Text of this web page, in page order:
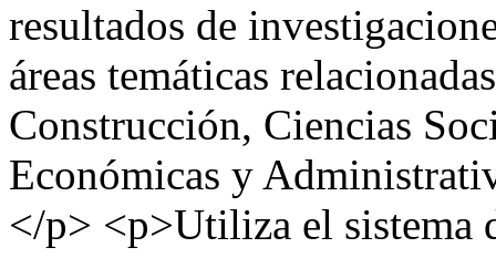
resultados de
áreas temáticas
Construcción, Ciencias
Económicas y
</p> <p>Utiliza el sistema